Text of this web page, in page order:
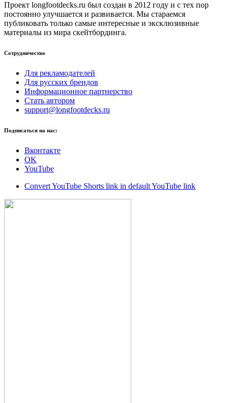
Проект longfootdecks.ru был создан в 2012 году и с тех пор
постоянно улучшается и развивается. Мы стараемся
публиковать только самые интересные и эксклюзивные
материалы из мира скейтбординга.
Сотрудничество
Для рекламодателей
Для русских брендов
Информационное партнерство
Стать автором
support@longfootdecks.ru
Подписаться на нас:
Вконтакте
OK
YouTube
Convert YouTube Shorts link in default YouTube link